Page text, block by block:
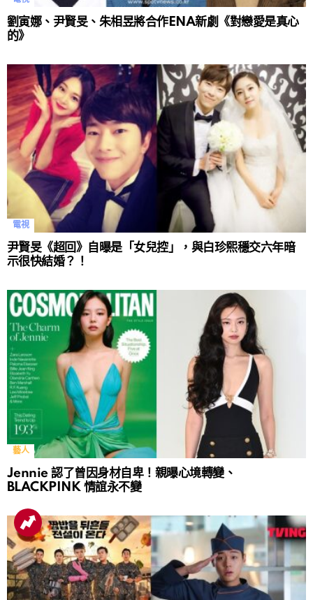
劉寅娜、尹賢旻、朱相昱將合作ENA新劇《對戀愛是真心
的》
電視
尹賢旻《超回》自曝是「女兒控」，與白珍熙穩交六年暗
示很快結婚？！
藝人
Jennie 認了曾因身材自卑！親曝心境轉變、
BLACKPINK 情誼永不變